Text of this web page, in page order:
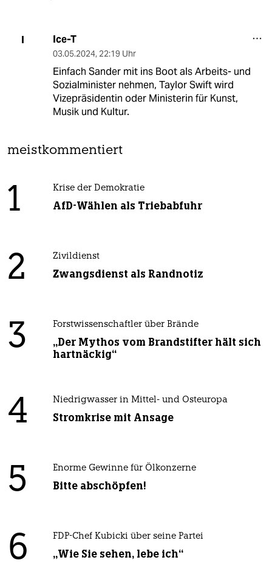
I Ice-T
03.05.2024, 22:19 Uhr
Einfach Sander mit ins Boot als Arbeits- und
Sozialminister nehmen, Taylor Swift wird
Vizepräsidentin oder Ministerin für Kunst,
Musik und Kultur.
meistkommentiert
1 Krise der Demokratie
AfD-Wählen als Triebabfuhr
2 Zivildienst
Zwangsdienst als Randnotiz
3 Forstwissenschaftler über Brände
„Der Mythos vom Brandstifter hält sich
hartnäckig“
4 Niedrigwasser in Mittel- und Osteuropa
Stromkrise mit Ansage
5 Enorme Gewinne für Ölkonzerne
Bitte abschöpfen!
6 FDP-Chef Kubicki über seine Partei
„Wie Sie sehen, lebe ich“